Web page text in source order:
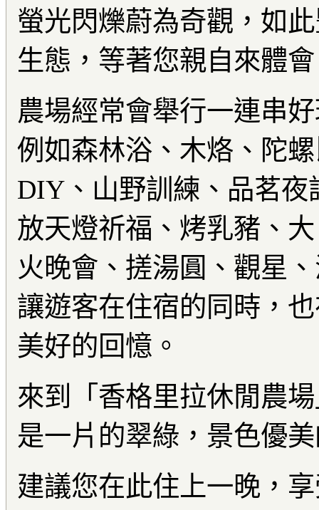
螢光閃爍蔚為奇觀，如
生態，等著您親自來體
農場經常會舉行一連串
例如森林浴、木烙、陀
DIY、山野訓練、品茗夜
放天燈祈福、烤乳豬、
火晚會、搓湯圓、觀星
讓遊客在住宿的同時，
美好的回憶。
來到「香格里拉休閒農
是一片的翠綠，景色優
建議您在此住上一晚，